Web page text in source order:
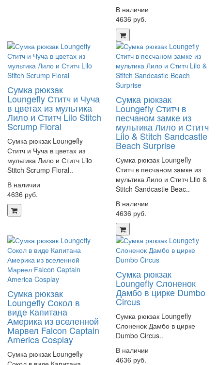
В наличии
4636 руб.
Сумка рюкзак
Loungefly Ститч и Чуча
в цветах из мультика
Лило и Ститч Lilo Stitch
Scrump Floral
Сумка рюкзак Loungefly
Ститч и Чуча в цветах из
мультика Лило и Ститч Lilo
Stitch Scrump Floral..
В наличии
4636 руб.
Сумка рюкзак
Loungefly Ститч в
песчаном замке из
мультика Лило и Ститч
Lilo & Stitch Sandcastle
Beach Surprise
Сумка рюкзак Loungefly
Ститч в песчаном замке из
мультика Лило и Ститч Lilo &
Stitch Sandcastle Beac..
В наличии
4636 руб.
Сумка рюкзак
Loungefly Сокол в
виде Капитана
Америка из вселенной
Марвел Falcon Captain
America Cosplay
Сумка рюкзак Loungefly
Сумка рюкзак
Loungefly Слоненок
Дамбо в цирке Dumbo
Circus
Сумка рюкзак Loungefly
Слоненок Дамбо в цирке
Dumbo Circus..
В наличии
4636 руб.